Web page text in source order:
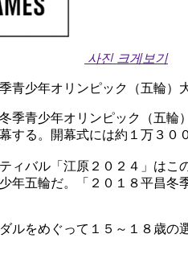
사진 크게보기
青少年オリンピック（五輪）
季青少年オリンピック（五
する。開幕式には約１万３
ィバル「江原２０２４」は
年五輪だ。「２０１８平昌冬
ルをめぐって１５～１８歳の